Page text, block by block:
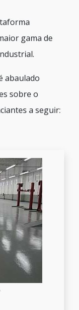
gama de
abaulado
sobre o
a seguir: